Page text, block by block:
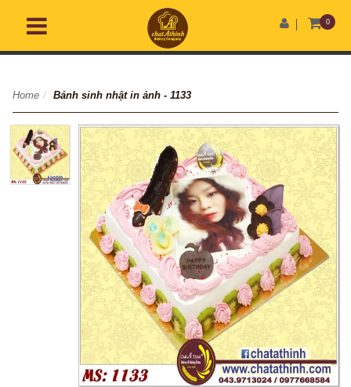
0
Home / Bánh sinh nhật in ảnh - 1133